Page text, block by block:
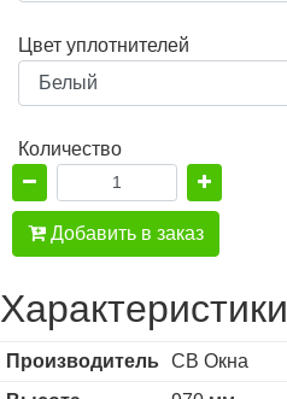
Цвет уплотнителей
Количество
Добавить в заказ
Характеристики
Производитель
СВ Окна